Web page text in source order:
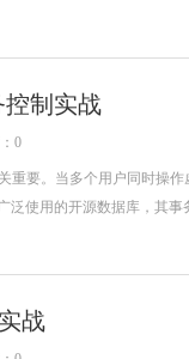
控制实战
0
要。当多个用户同时操作
泛使用的开源数据库，其
战